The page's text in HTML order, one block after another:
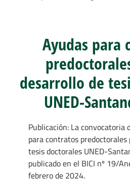
Ayudas para
desarrollo de
UNED-
Publicación: La convocatoria
para contratos
tesis doctorales UNED-
publicado en el BICI nº 19/
febrero de 2024.